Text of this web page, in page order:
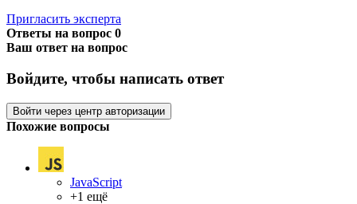
Пригласить эксперта
Ответы на вопрос 0
Ваш ответ на вопрос
Войдите, чтобы написать ответ
Войти через центр авторизации
Похожие вопросы
JavaScript
+1 ещё